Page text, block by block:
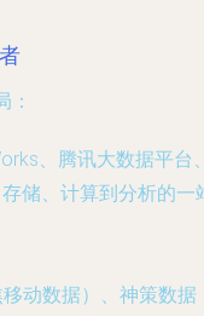
：
、腾讯大数据平台
储、计算到分析的一
移动数据）、神策数据